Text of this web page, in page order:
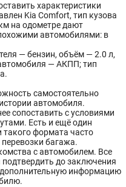
характеристики
Kia Comfort, тип кузова
на одометре дают
автомобилями: в
— бензин, объём — 2.0 л,
— АКПП; тип
самостоятельно
автомобиля.
сопоставить с условиями
Есть и ещё один
формата часто
багажа.
с автомобилем. Все
до заключения
информацию